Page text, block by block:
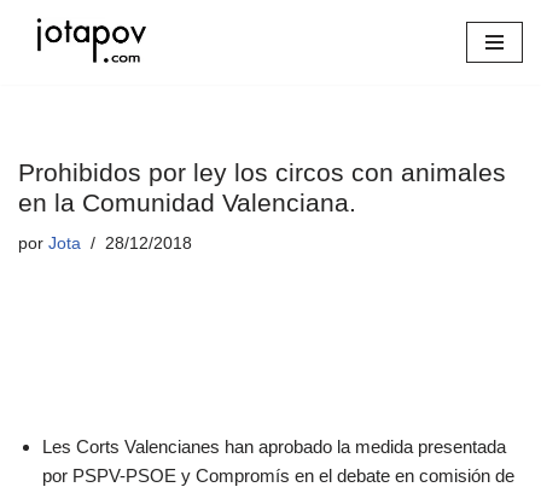
Prohibidos por ley los circos con animales
en la Comunidad Valenciana.
por Jota 28/12/2018
Les Corts Valencianes han aprobado la medida presentada
por PSPV-PSOE y Compromís en el debate en comisión de